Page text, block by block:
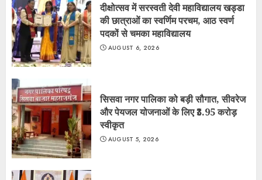
दीक्षोत्सव में सरस्वती देवी महाविद्यालय खड्डा
की छात्राओं का स्वर्णिम परचम, आठ स्वर्ण
पदकों से चमका महाविद्यालय
AUGUST 6, 2026
सिसवा नगर पालिका को बड़ी सौगात, सीवरेज
और पेयजल योजनाओं के लिए ₹3.95 करोड़
स्वीकृत
AUGUST 5, 2026